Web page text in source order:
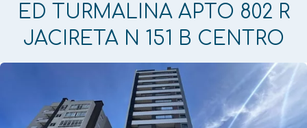
ED TURMALINA APTO 802 R
JACIRETA N 151 B CENTRO